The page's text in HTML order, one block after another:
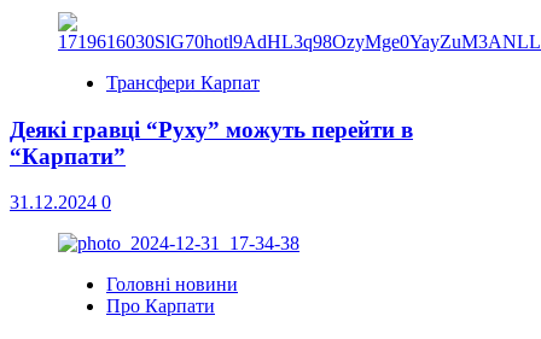
Трансфери Карпат
Деякі гравці “Руху” можуть перейти в
“Карпати”
31.12.2024 0
Головні новини
Про Карпати